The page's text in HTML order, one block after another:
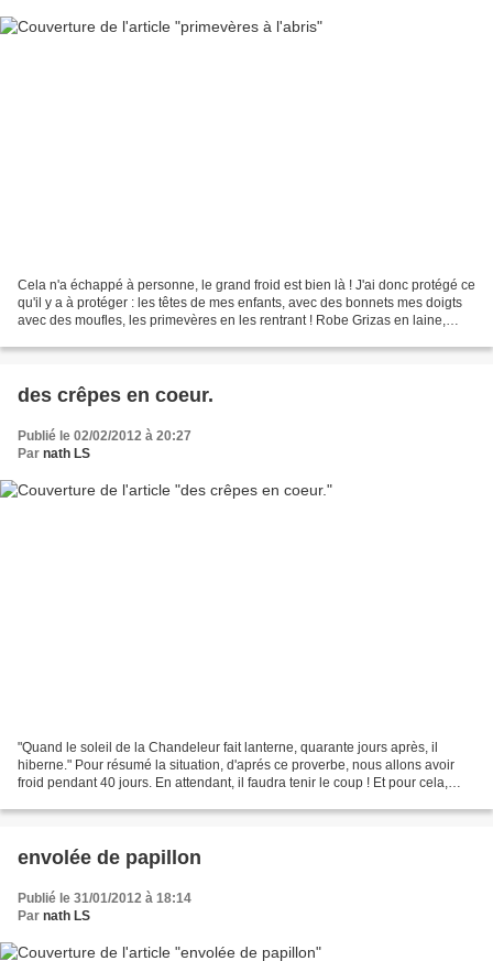
Cela n'a échappé à personne, le grand froid est bien là ! J'ai donc protégé ce
qu'il y a à protéger : les têtes de mes enfants, avec des bonnets mes doigts
avec des moufles, les primevères en les rentrant ! Robe Grizas en laine,
des crêpes en coeur.
Publié le 02/02/2012 à 20:27
Par nath LS
"Quand le soleil de la Chandeleur fait lanterne, quarante jours après, il
hiberne." Pour résumé la situation, d'aprés ce proverbe, nous allons avoir
froid pendant 40 jours. En attendant, il faudra tenir le coup ! Et pour cela,
envolée de papillon
Publié le 31/01/2012 à 18:14
Par nath LS